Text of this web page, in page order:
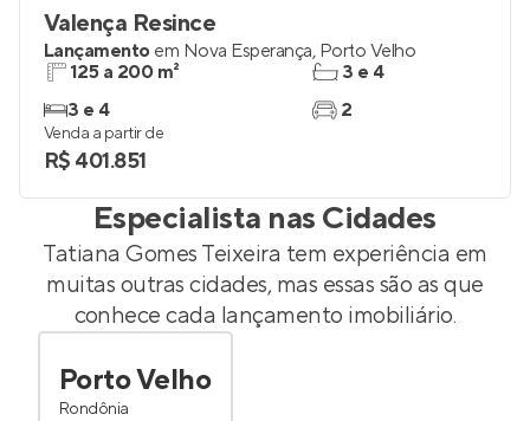
Valença Resince
Lançamento em Nova Esperança, Porto Velho
125 a 200 m²
3 e 4
3 e 4
2
Venda a partir de
R$ 401.851
Especialista nas Cidades
Tatiana Gomes Teixeira tem experiência em
muitas outras cidades, mas essas são as que
conhece cada lançamento imobiliário.
Porto Velho
Rondônia